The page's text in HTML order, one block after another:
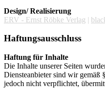
Design/ Realisierung
ERV - Ernst Röbke Verlag |
Haftungsausschluss
Haftung für Inhalte
Die Inhalte unserer Seiten
Diensteanbieter sind wir gemäß
jedoch nicht verpflichtet,